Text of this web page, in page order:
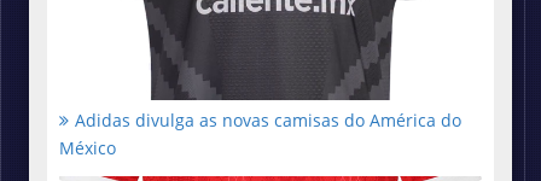
Adidas divulga as novas camisas do América do
México